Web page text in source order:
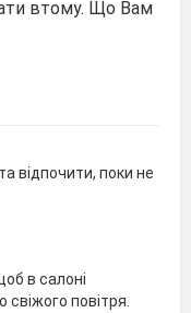
втому. Що Вам
відпочити, поки не
в салоні
повітря.